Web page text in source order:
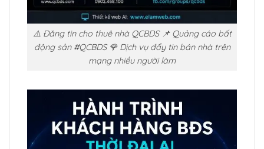
⚠️ Đăng tin cho thuê nhà QCBDS 📌 Quảng cáo bất
động sản #QCBDS 🌹 Dịch vụ đẩy tin bán nhà trên
mạng nhiều người làm